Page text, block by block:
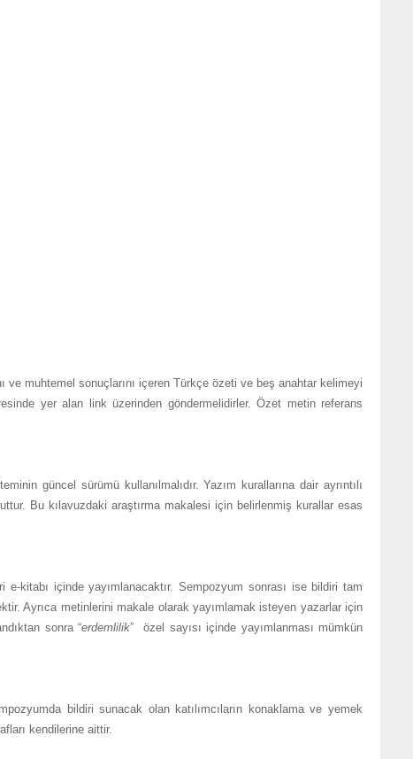
muhtemel sonuçlarını içeren Türkçe özeti ve beş anahtar kelimeyi
yer alan link üzerinden göndermelidirler. Özet metin referans
sürümü kullanılmalıdır. Yazım kurallarına dair ayrıntılı
Bu kılavuzdaki araştırma makalesi için belirlenmiş kurallar esas
içinde yayımlanacaktır. Sempozyum sonrası ise bildiri tam
Ayrıca metinlerini makale olarak yayımlamak isteyen yazarlar için
sonra “erdemlilik” özel sayısı içinde yayımlanması mümkün
bildiri sunacak olan katılımcıların konaklama ve yemek
kendilerine aittir.